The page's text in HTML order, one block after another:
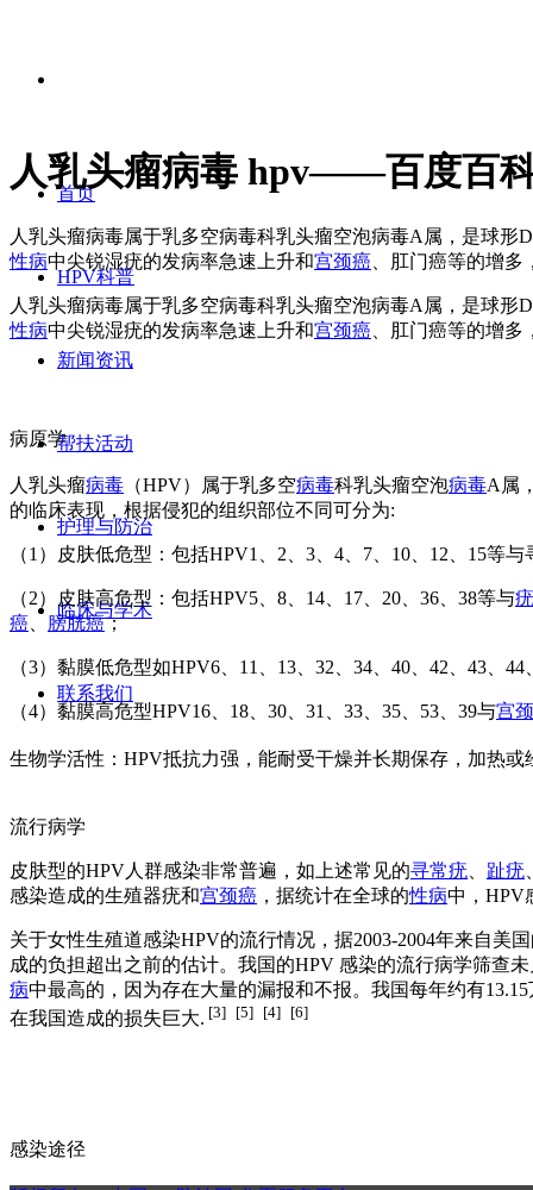
首页
HPV科普
新闻资讯
帮扶活动
护理与防治
临床与学术
联系我们
人乳头瘤病毒 hpv——百度百
人乳头瘤病毒属于乳多空病毒科乳头瘤空泡病毒A属，是球
性病中尖锐湿疣的发病率急速上升和宫颈癌 、肛门癌等的增
人乳头瘤病毒属于乳多空病毒科乳头瘤空泡病毒A属，是球
性病中尖锐湿疣的发病率急速上升和宫颈癌 、肛门癌等的增
病原学
人乳头瘤病毒 （HPV）属于乳多空病毒科乳头瘤空泡病毒A属
的临床表现，根据侵犯的组织部位不同可分为:
（1）皮肤低危型：包括HPV1、2、3、4、7、10、12、15等与
（2）皮肤高危型：包括HPV5、8、14、17、20、36、38等与疣
癌
膀胱癌；
（3）黏膜低危型如HPV6、11、13、32、34、40、42、43、
（4）黏膜高危型HPV16、18、30、31、33、35、53、39与宫
生物学活性：HPV抵抗力强，能耐受干燥并长期保存，加热
流行病学
皮肤型的HPV人群感染非常普遍，如上述常见的寻常疣 趾疣
感染造成的生殖器疣和宫颈癌 ，据统计在全球的性病中，HPV
关于女性生殖道感染HPV的流行情况，据2003-2004年来自美
成的负担超出之前的估计。我国的HPV 感染的流行病学筛查
病中最高的，因为存在大量的漏报和不报。我国每年约有
在我国造成的损失巨大. [3] [5] [4] [6]
感染途径